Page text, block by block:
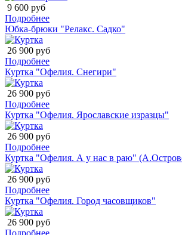
9 600 руб
Подробнее
Юбка-брюки "Релакс. Садко"
26 900 руб
Подробнее
Куртка "Офелия. Снегири"
26 900 руб
Подробнее
Куртка "Офелия. Ярославские изразцы"
26 900 руб
Подробнее
Куртка "Офелия. А у нас в раю"
26 900 руб
Подробнее
Куртка "Офелия. Город часовщиков"
26 900 руб
Подробнее